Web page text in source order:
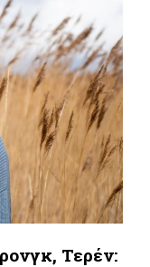
Τερέν: